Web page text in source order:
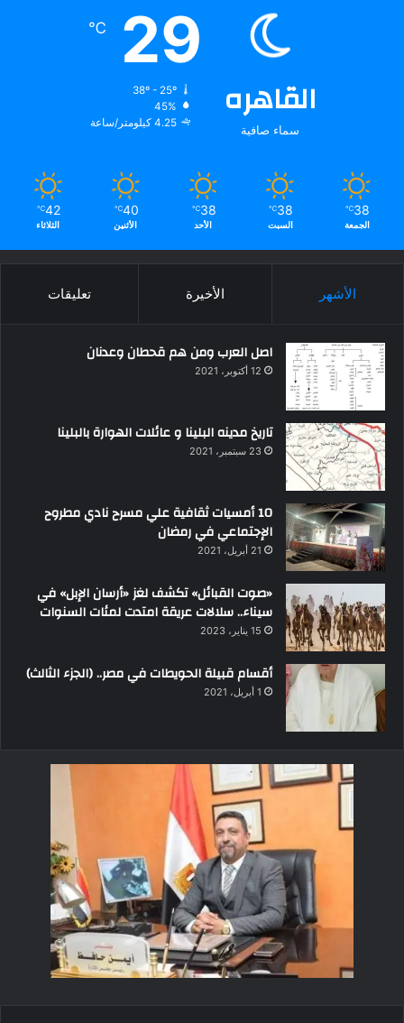
القاهره
سماء صافية
29
℃
38º - 25º
45%
4.25 كيلومتر/ساعة
38
℃
الجمعة
38
℃
السبت
38
℃
الأحد
40
℃
الأثنين
42
℃
الثلاثاء
الأشهر الأخيرة تعليقات
اصل العرب ومن هم قحطان وعدنان
12 أكتوبر، 2021
تاريخ مدينه البلينا و عائلات الهوارة بالبلينا
23 سبتمبر، 2021
10 أمسيات ثقافية علي مسرح نادي مطروح
الإجتماعي في رمضان
21 أبريل، 2021
«صوت القبائل» تكشف لغز «أرسان الإبل» في
سيناء.. سلالات عريقة امتدت لمئات السنوات
15 يناير، 2023
أقسام قبيلة الحويطات في مصر.. (الجزء الثالث)
1 أبريل، 2021